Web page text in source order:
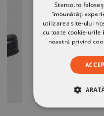
Stenso.ro
îmbunătăți
utilizarea site-ului
cu toate cookie-urile
noastră privind
STRICT